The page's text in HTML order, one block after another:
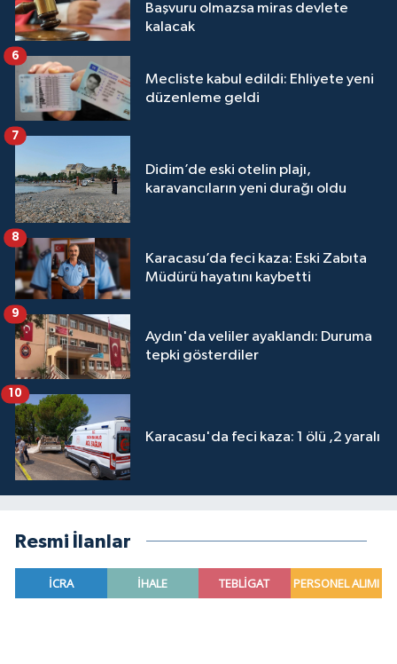
Başvuru olmazsa miras devlete
kalacak
Mecliste kabul edildi: Ehliyete yeni
düzenleme geldi
6
Didim’de eski otelin plajı,
karavancıların yeni durağı oldu
7
Karacasu’da feci kaza: Eski Zabıta
Müdürü hayatını kaybetti
8
Aydın'da veliler ayaklandı: Duruma
tepki gösterdiler
9
Karacasu'da feci kaza: 1 ölü ,2 yaralı
10
Resmi İlanlar